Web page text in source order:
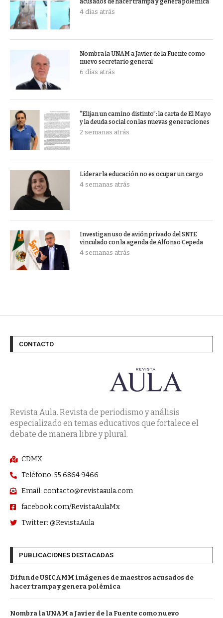
acusados de hacer trampa y genera polémica
4 días atrás
Nombra la UNAM a Javier de la Fuente como
nuevo secretario general
6 días atrás
“Elijan un camino distinto”: la carta de El Mayo
y la deuda social con las nuevas generaciones
2 semanas atrás
Liderar la educación no es ocupar un cargo
4 semanas atrás
Investigan uso de avión privado del SNTE
vinculado con la agenda de Alfonso Cepeda
4 semanas atrás
CONTACTO
Revista Aula. Revista de periodismo y análisis
especializado en temas educativos que fortalece el
debate de manera libre y plural.
CDMX
Teléfono: 55 6864 9466
Email: contacto@revistaaula.com
facebook.com/RevistaAulaMx
Twitter: @RevistaAula
PUBLICACIONES DESTACADAS
Difunde USICAMM imágenes de maestros acusados de
hacer trampa y genera polémica
Nombra la UNAM a Javier de la Fuente como nuevo